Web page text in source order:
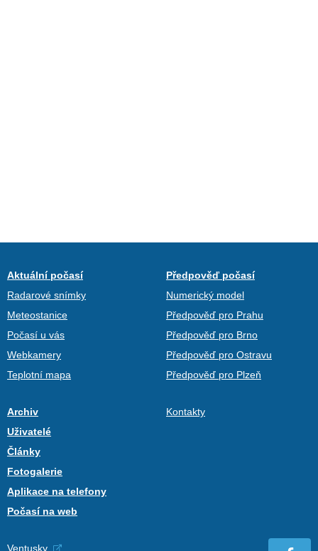
Aktuální počasí
Radarové snímky
Meteostanice
Počasí u vás
Webkamery
Teplotní mapa
Předpověď počasí
Numerický model
Předpověď pro Prahu
Předpověď pro Brno
Předpověď pro Ostravu
Předpověď pro Plzeň
Archiv
Uživatelé
Články
Fotogalerie
Aplikace na telefony
Počasí na web
Kontakty
Ventusky